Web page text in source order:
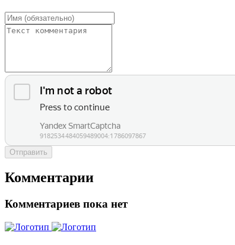
Отправить
Комментарии
Комментариев пока нет